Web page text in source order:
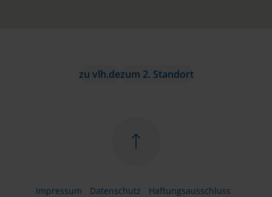
zu vlh.dezum 2. Standort
Impressum Datenschutz Haftungsausschluss